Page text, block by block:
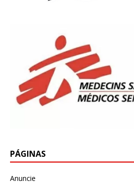
PÁGINAS
Anuncie